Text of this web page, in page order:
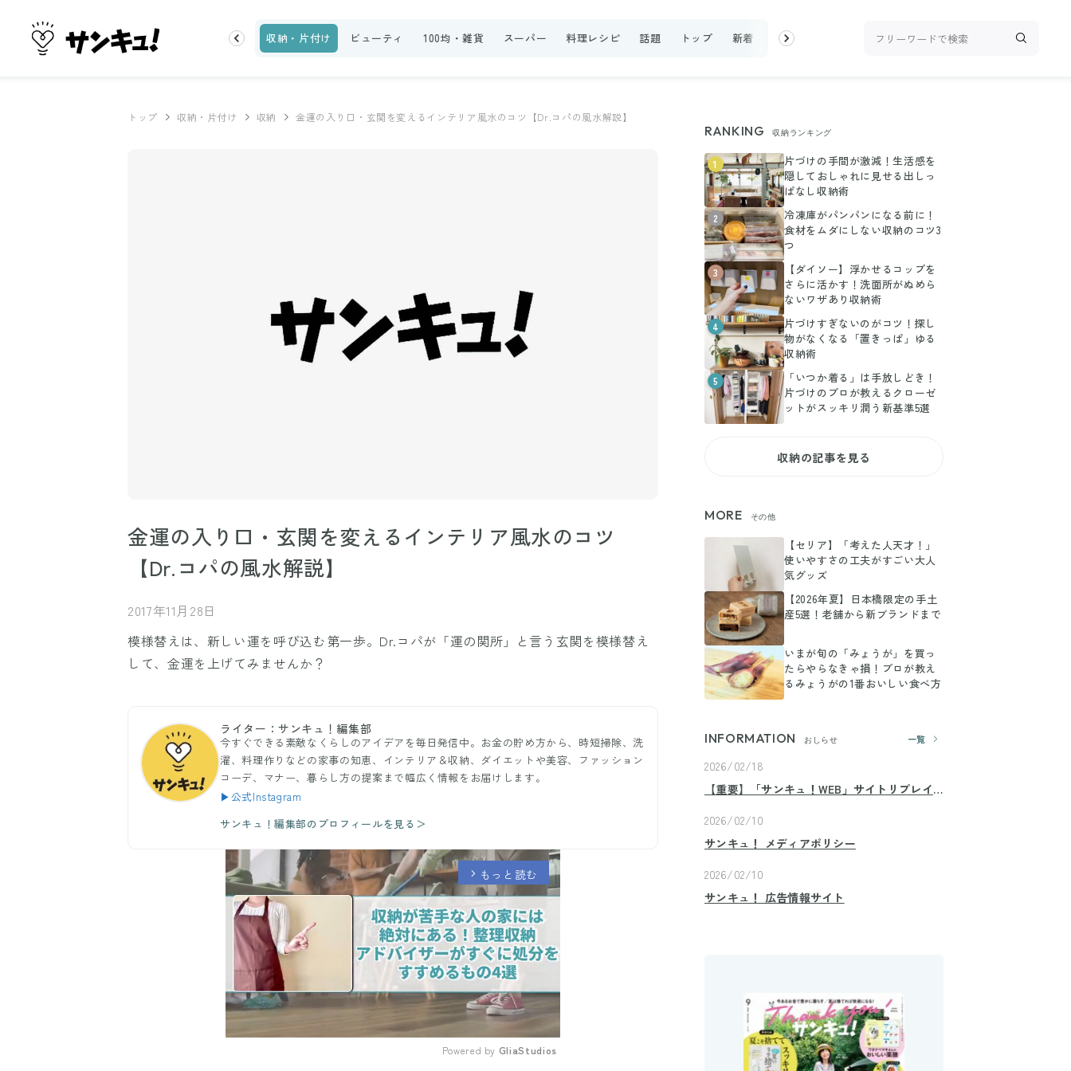
新着 ランキング 家事テク 収納・片付け ビューティ 100均・雑貨 スーパー 料理レシピ 話題 トップ 新着 ランキング 家事テク 収納・片付け
トップ 収納・片付け 収納 金運の入り口・玄関を変えるインテリア風水のコツ【Dr.コパの風水解説】
金運の入り口・玄関を変えるインテリア風水のコツ
【Dr.コパの風水解説】
2017年11月28日
模様替えは、新しい運を呼び込む第一歩。Dr.コパが「運の関所」と言う玄関を模様替え
して、金運を上げてみませんか？
ライター：サンキュ！編集部
今すぐできる素敵なくらしのアイデアを毎日発信中。お金の貯め方から、時短掃除、洗
濯、料理作りなどの家事の知恵、インテリア＆収納、ダイエットや美容、ファッション
コーデ、マナー、暮らし方の提案まで幅広く情報をお届けします。
▶公式Instagram
サンキュ！編集部のプロフィールを見る＞
arrow_forward_ios もっと読む
Powered by GliaStudios
RANKING 収納ランキング
1
片づけの手間が激減！生活感を
隠しておしゃれに見せる出しっ
ぱなし収納術
2
冷凍庫がパンパンになる前に！
食材をムダにしない収納のコツ3
つ
3
【ダイソー】浮かせるコップを
さらに活かす！洗面所がぬめら
ないワザあり収納術
4
片づけすぎないのがコツ！探し
物がなくなる「置きっぱ」ゆる
収納術
5
「いつか着る」は手放しどき！
片づけのプロが教えるクローゼ
ットがスッキリ潤う新基準5選
収納の記事を見る
MORE その他
【セリア】「考えた人天才！」
使いやすさの工夫がすごい大人
気グッズ
【2026年夏】日本橋限定の手土
産5選！老舗から新ブランドまで
いまが旬の「みょうが」を買っ
たらやらなきゃ損！プロが教え
るみょうがの1番おいしい食べ方
INFORMATION おしらせ 一覧
2026/02/18
【重要】「サンキュ！WEB」サイトリプレイ
2026/02/10
サンキュ！ メディアポリシー
2026/02/10
サンキュ！ 広告情報サイト